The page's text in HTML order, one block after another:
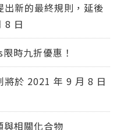
新的最終規則，延後
8 日
時九折優惠！
於 2021 年 9 月 8 日
與相關化合物